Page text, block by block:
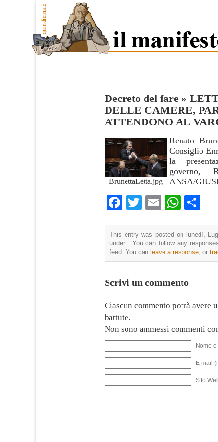
Decreto del fare »
DELLE CAMERE,
ATTENDONO AL
BrunettaLetta.jpg
Renato
Consiglio
la
governo,
ANSA/
Facebook
TwitterEmail
This entry was posted on lunedì,
under . You can follow any
feed. You can leave a response, or
Scrivi un commento
Ciascun commento potrà avere
battute.
Non sono ammessi commenti
Nome
E-mail
Sito